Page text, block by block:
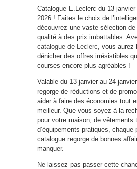
Catalogue E.Leclerc du 13
2026 ! Faites le choix de
découvrez une vaste sélection
qualité à des prix imbattables.
catalogue de Leclerc , vous aurez
dénicher des offres irrésistibles
courses encore plus agréables !
Valable du 13 janvier au 24
regorge de réductions et de
aider à faire des économies tout
meilleur. Que vous soyez à la
pour votre maison, de vêtements
d’équipements pratiques, chaque
catalogue regorge de bonnes
manquer.
Ne laissez pas passer cette